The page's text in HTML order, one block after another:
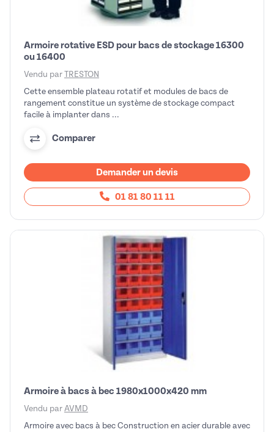
Armoire rotative ESD pour bacs de stockage 16300
ou 16400
Vendu par TRESTON
Cette ensemble plateau rotatif et modules de bacs de
rangement constitue un système de stockage compact
facile à implanter dans ...
Comparer
Demander un devis
01 81 80 11 11
Armoire à bacs à bec 1980x1000x420 mm
Vendu par AVMD
Armoire avec bacs à bec Construction en acier durable avec